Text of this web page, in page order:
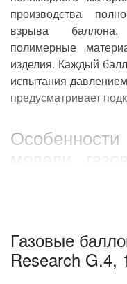
Производитель
изменения в
модели без
производства
взрыва
полимерные
изделия. Каждый
испытания
предусматривает
модели
не
Газовые
Research G.4,